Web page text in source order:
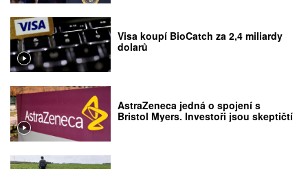
Visa koupí BioCatch za 2,4 miliardy
dolarů
AstraZeneca jedná o spojení s
Bristol Myers. Investoři jsou skeptičtí